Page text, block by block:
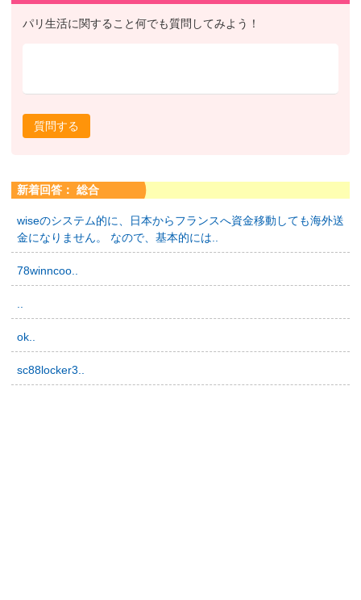
パリ生活に関すること何でも質問してみよう！
質問する
新着回答： 総合
wiseのシステム的に、日本からフランスへ資金移動しても海外送
金になりません。 なので、基本的には..
78winncoo..
ok..
sc88locker3..